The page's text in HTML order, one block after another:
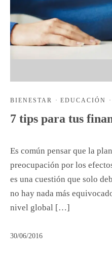
BIENESTAR · EDUCACIÓN ·
7 tips para tus
Es común pensar que la
preocupación por los
es una cuestión que solo
no hay nada más
nivel global […]
30/06/2016